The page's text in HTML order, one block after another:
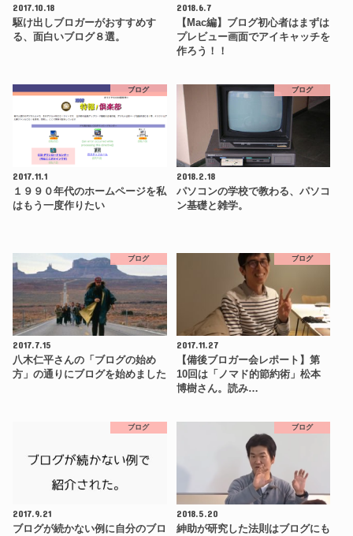
2017.10.18
駆け出しブロガーがおすすめす
る、面白いブログ８選。
2018.6.7
【Mac編】ブログ初心者はまずは
プレビュー画面でアイキャッチを
作ろう！！
ブログ
2017.11.1
１９９０年代のホームページを私
はもう一度作りたい
ブログ
2018.2.18
パソコンの学校で教わる、パソコ
ン基礎と雑学。
ブログ
2017.7.15
八木仁平さんの「ブログの始め
方」の通りにブログを始めました
ブログ
2017.11.27
【備後ブロガー会レポート】第
10回は「ノマド的節約術」松本
博樹さん。読み…
ブログ
2017.9.21
ブログが続かない例に自分のブロ
ブログ
2018.5.20
紳助が研究した法則はブログにも